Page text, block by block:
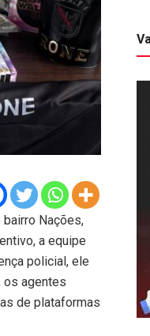
Nações,
a equipe
policial, ele
os agentes
de plataformas